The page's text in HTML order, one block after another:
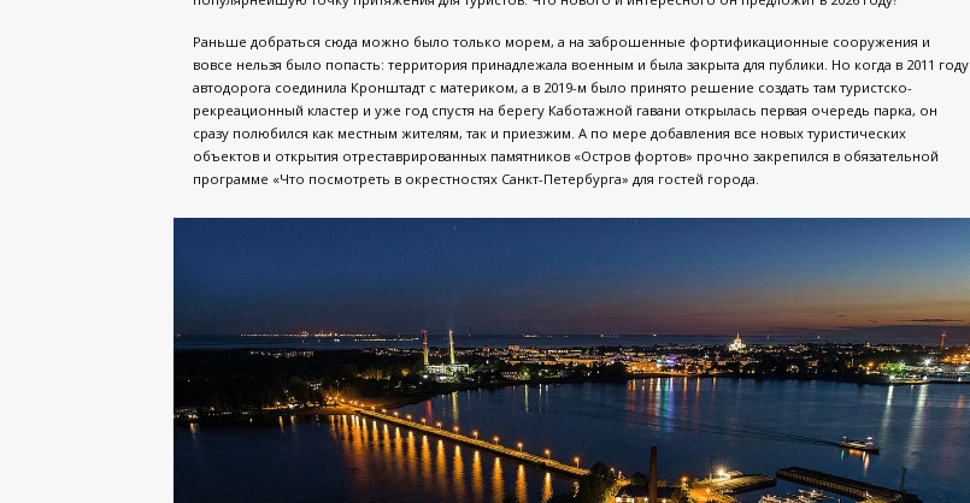
Раньше добраться сюда можно было только морем, а на заброшенные фортификационные сооружения и
вовсе нельзя было попасть: территория принадлежала военным и была закрыта для публики. Но когда в 2011 году
автодорога соединила Кронштадт с материком, а в 2019-м было принято решение создать там туристско-
рекреационный кластер и уже год спустя на берегу Каботажной гавани открылась первая очередь парка, он
сразу полюбился как местным жителям, так и приезжим. А по мере добавления все новых туристических
объектов и открытия отреставрированных памятников «Остров фортов» прочно закрепился в обязательной
программе «Что посмотреть в окрестностях Санкт-Петербурга» для гостей города.